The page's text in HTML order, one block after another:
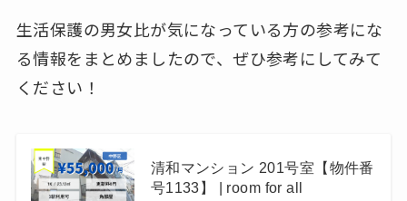
生活保護の男女比が気になっている方の参考にな
る情報をまとめましたので、ぜひ参考にしてみて
ください！
清和マンション 201号室【物件番
号1133】 | room for all